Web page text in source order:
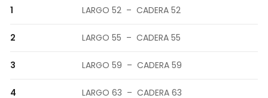
1 LARGO 52 – CADERA 52
2 LARGO 55 – CADERA 55
3 LARGO 59 – CADERA 59
4 LARGO 63 – CADERA 63